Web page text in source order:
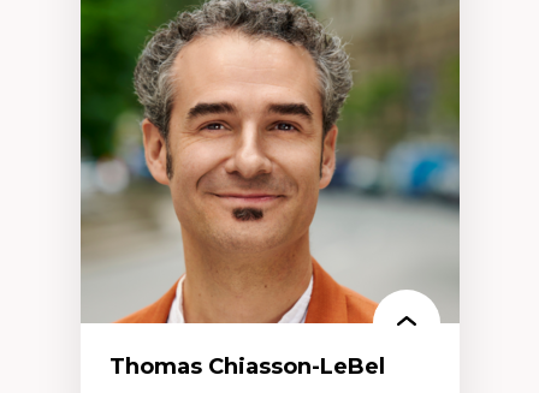
Économie circulaire
Modèles d’affaires durables
Histoire des faits économiques
Gestion durable des ressources naturelles
Écologie industrielle
Aménagement durable du territoire
Développement régional
Coopératives
Télétravail en milieu rural francophone
Transition socio-écologique
Thomas Chiasson-LeBel